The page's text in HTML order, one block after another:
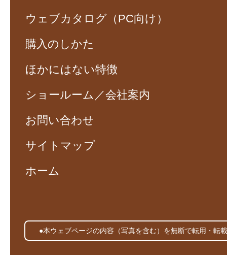
ウェブカタログ（PC向け）
購入のしかた
ほかにはない特徴
ショールーム／会社案内
お問い合わせ
サイトマップ
ホーム
●本ウェブページの内容（写真を含む）を無断で転用・転